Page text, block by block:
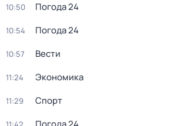
10:50 Погода 24
10:54 Погода 24
10:57 Вести
11:24 Экономика
11:29 Спорт